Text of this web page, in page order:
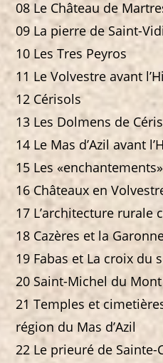
08 Le Château de
09 La pierre de Saint-
10 Les Tres Peyros
11 Le Volvestre avant
12 Cérisols
13 Les Dolmens de
14 Le Mas d’Azil avant
15 Les
16 Châteaux en
17 L’architecture rurale
18 Cazères et la
19 Fabas et La croix du
20 Saint-Michel du
21 Temples et
région du Mas d’Azil
22 Le prieuré de Sainte-